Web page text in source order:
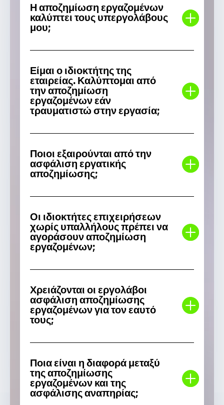
Η αποζημίωση εργαζομένων
καλύπτει τους υπεργολάβους
μου;
Είμαι ο ιδιοκτήτης της
εταιρείας. Καλύπτομαι από
την αποζημίωση
εργαζομένων εάν
τραυματιστώ στην εργασία;
Ποιοι εξαιρούνται από την
ασφάλιση εργατικής
αποζημίωσης;
Οι ιδιοκτήτες επιχειρήσεων
χωρίς υπαλλήλους πρέπει να
αγοράσουν αποζημίωση
εργαζομένων;
Χρειάζονται οι εργολάβοι
ασφάλιση αποζημίωσης
εργαζομένων για τον εαυτό
τους;
Ποια είναι η διαφορά μεταξύ
της αποζημίωσης
εργαζομένων και της
ασφάλισης αναπηρίας;